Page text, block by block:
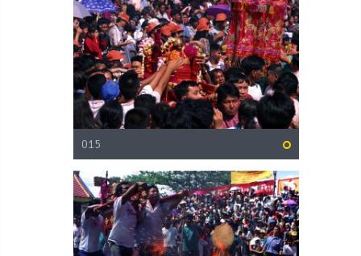
015